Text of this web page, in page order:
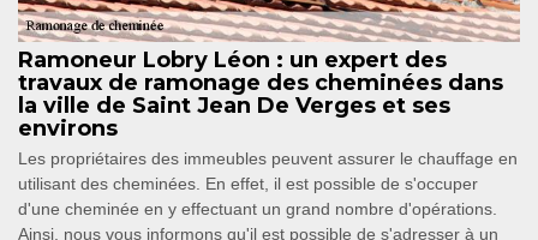
Ramoneur Lobry Léon : un expert des
travaux de ramonage des cheminées dans
la ville de Saint Jean De Verges et ses
environs
Les propriétaires des immeubles peuvent assurer le chauffage en
utilisant des cheminées. En effet, il est possible de s'occuper
d'une cheminée en y effectuant un grand nombre d'opérations.
Ainsi, nous vous informons qu'il est possible de s'adresser à un